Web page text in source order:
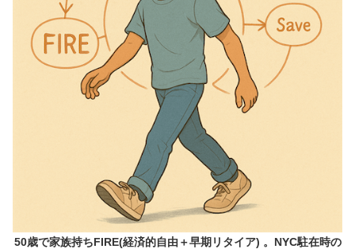
50歳で家族持ちFIRE(経済的自由＋早期リタイア) 。NYC駐在時の